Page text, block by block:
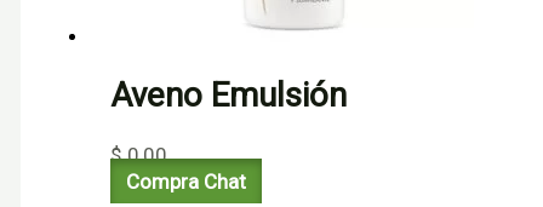
Aveno Emulsión
$0,00
Compra Chat